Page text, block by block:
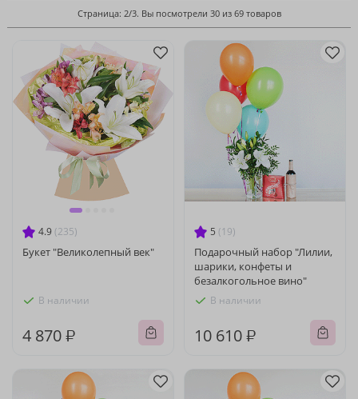
Страница: 2/3. Вы посмотрели 30 из 69 товаров
4.9 (235)
Букет "Великолепный век"
В наличии
4 870 ₽
5 (19)
Подарочный набор "Лилии,
шарики, конфеты и
безалкогольное вино"
В наличии
10 610 ₽